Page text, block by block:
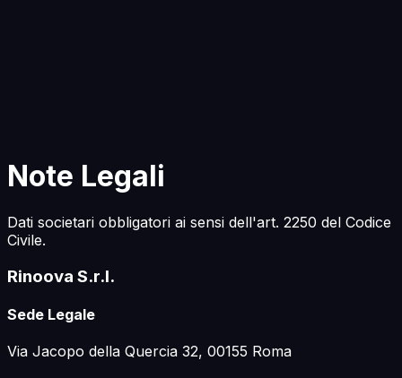
Note Legali
Dati societari obbligatori ai sensi dell'art. 2250 del Codice
Civile.
Rinoova S.r.l.
Sede Legale
Via Jacopo della Quercia 32, 00155 Roma